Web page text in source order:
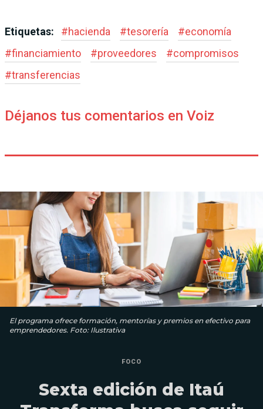
Etiquetas: #hacienda #tesorería #economía
#financiamiento #proveedores #compromisos
#transferencias
Déjanos tus comentarios en Voiz
El programa ofrece formación, mentorías y premios en efectivo para
emprendedores. Foto: Ilustrativa
FOCO
Sexta edición de Itaú